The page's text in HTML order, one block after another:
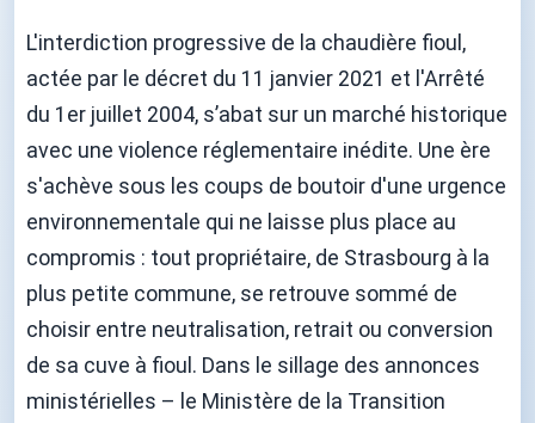
L'interdiction progressive de la chaudière fioul,
actée par le décret du 11 janvier 2021 et l'Arrêté
du 1er juillet 2004, s’abat sur un marché historique
avec une violence réglementaire inédite. Une ère
s'achève sous les coups de boutoir d'une urgence
environnementale qui ne laisse plus place au
compromis : tout propriétaire, de Strasbourg à la
plus petite commune, se retrouve sommé de
choisir entre neutralisation, retrait ou conversion
de sa cuve à fioul. Dans le sillage des annonces
ministérielles – le Ministère de la Transition